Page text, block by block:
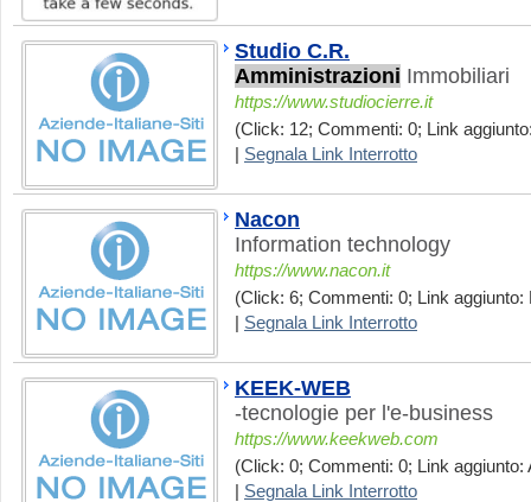
Studio C.R.
Amministrazioni Immobiliari
https://www.studiocierre.it
(Click: 12; Commenti: 0; Link
Segnala Link Interrotto
Nacon
Information technology
https://www.nacon.it
(Click: 6; Commenti: 0; Link aggiunto:
Segnala Link Interrotto
KEEK-WEB
-tecnologie per l'e-business
https://www.keekweb.com
(Click: 0; Commenti: 0; Link aggiunto:
Segnala Link Interrotto